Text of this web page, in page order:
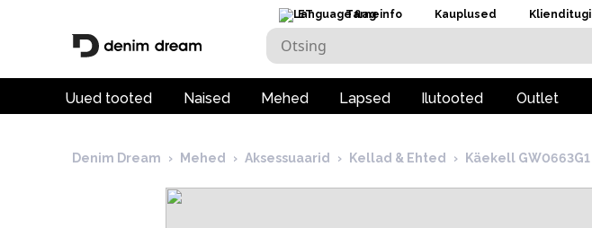
ET Tarneinfo Kauplused Klienditugi
Uued tooted Naised Mehed Lapsed Ilutooted Outlet
Denim Dream › Mehed › Aksessuaarid › Kellad & Ehted › Käekell GW0663G1